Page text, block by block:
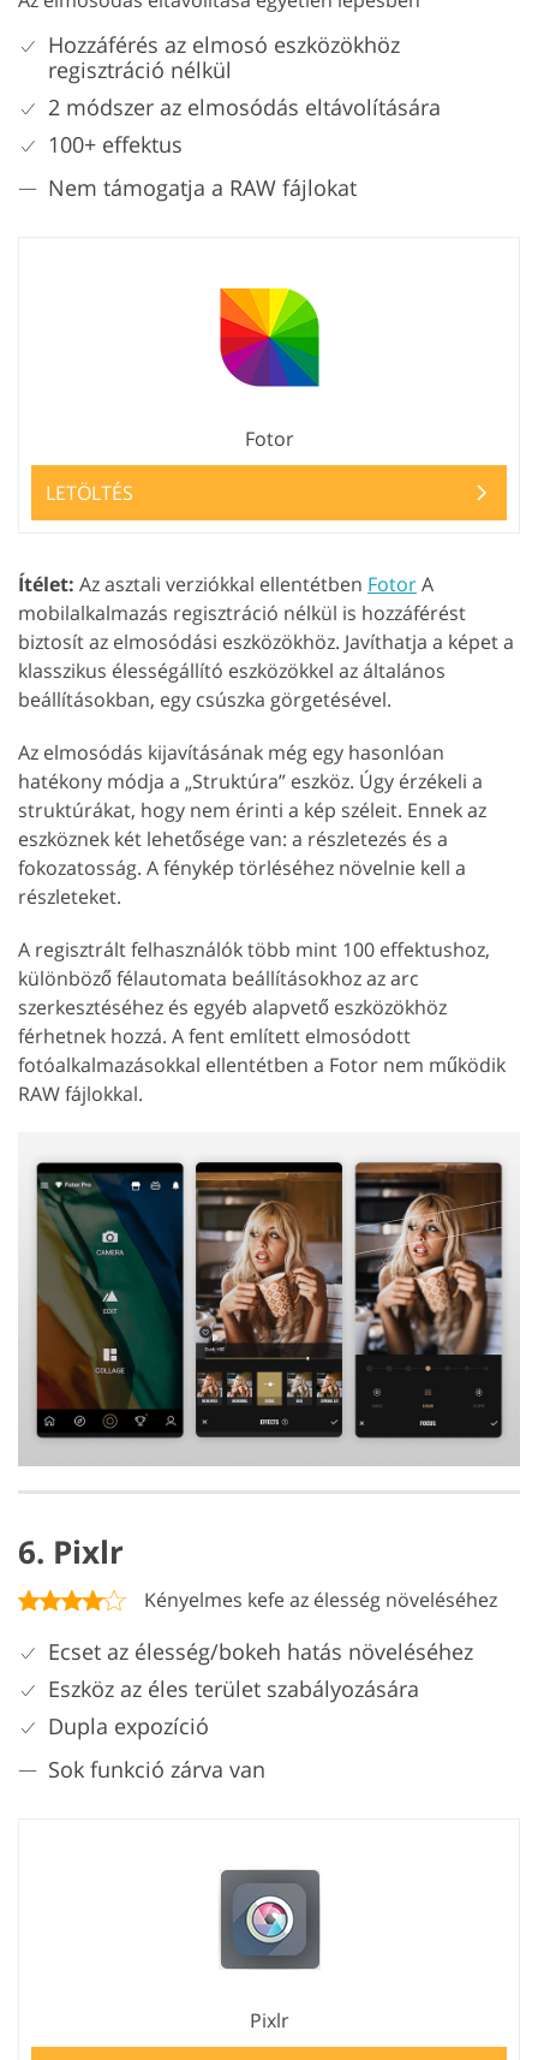
Hozzáférés az elmosó eszközökhöz
regisztráció nélkül
2 módszer az elmosódás eltávolítására
100+ effektus
Nem támogatja a RAW fájlokat
Fotor
LETÖLTÉS
Ítélet: Az asztali verziókkal ellentétben FotorA
mobilalkalmazás regisztráció nélkül is hozzáférést
biztosít az elmosódási eszközökhöz. Javíthatja a képet a
klasszikus élességállító eszközökkel az általános
beállításokban, egy csúszka görgetésével.
Az elmosódás kijavításának még egy hasonlóan
hatékony módja a „Struktúra” eszköz. Úgy érzékeli a
struktúrákat, hogy nem érinti a kép széleit. Ennek az
eszköznek két lehetősége van: a részletezés és a
fokozatosság. A fénykép törléséhez növelnie kell a
részleteket.
A regisztrált felhasználók több mint 100 effektushoz,
különböző félautomata beállításokhoz az arc
szerkesztéséhez és egyéb alapvető eszközökhöz
férhetnek hozzá. A fent említett elmosódott
fotóalkalmazásokkal ellentétben a Fotor nem működik
RAW fájlokkal.
6. Pixlr
Kényelmes kefe az élesség növeléséhez
Ecset az élesség/bokeh hatás növeléséhez
Eszköz az éles terület szabályozására
Dupla expozíció
Sok funkció zárva van
Pixlr